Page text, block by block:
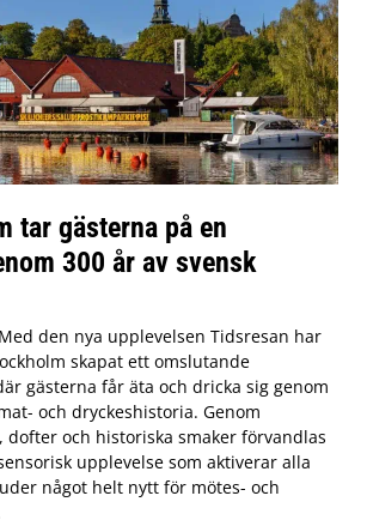
tar gästerna på en
300 år av svensk
Med den nya upplevelsen Tidsresan har
skapat ett omslutande
gästerna får äta och dricka sig genom
och dryckeshistoria. Genom
och historiska smaker förvandlas
upplevelse som aktiverar alla
något helt nytt för mötes- och